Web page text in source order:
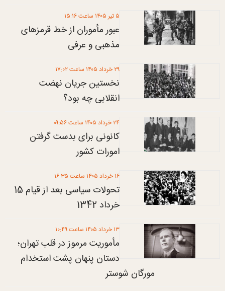
۵ تير ۱۴۰۵ ساعت ۱۵:۱۶
عبور مأموران از خط قرمزهای
مذهبی و عرفی
۲۹ خرداد ۱۴۰۵ ساعت ۱۷:۰۲
نخستین جریان نهضت
انقلابی چه بود؟
۲۴ خرداد ۱۴۰۵ ساعت ۰۹:۵۶
کانونی برای بدست گرفتن
امورات کشور
۱۶ خرداد ۱۴۰۵ ساعت ۱۶:۳۵
تحولات سیاسی بعد از قیام 15
خرداد 1342
۱۳ خرداد ۱۴۰۵ ساعت ۱۰:۴۹
مأموریت مرموز در قلب تهران؛
دستان پنهان پشت استخدام
مورگان شوستر